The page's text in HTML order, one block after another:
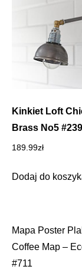
Kinkiet Loft
Brass No5 #239
189.99zł
Dodaj do
wpisu
Mapa Poster
Coffee Map –
#711